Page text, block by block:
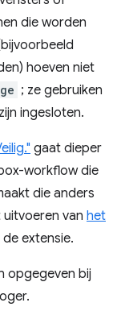
die worden
hoeven niet
; ze gebruiken
ingesloten.
gaat dieper
workflow die
die anders
van het
de extensie.
opgegeven bij